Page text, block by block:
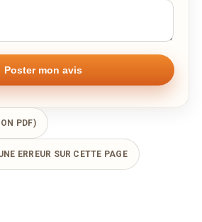
PDF)
ERREUR SUR CETTE PAGE